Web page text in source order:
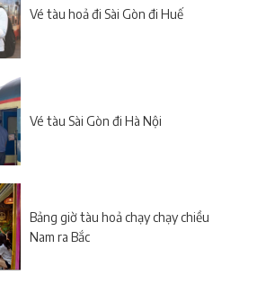
Vé tàu hoả đi Sài Gòn đi Huế
Vé tàu Sài Gòn đi Hà Nội
Bảng giờ tàu hoả chạy chạy chiều
Nam ra Bắc